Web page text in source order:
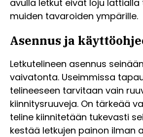
avulla letkut eivät loju lattialla
muiden tavaroiden ympärille.
Asennus ja
Letkutelineen asennus
vaivatonta. Useimmissa
telineeseen tarvitaan vain
kiinnitysruuveja. On tärkeää
teline kiinnitetään tukevasti
kestää letkujen painon ilman